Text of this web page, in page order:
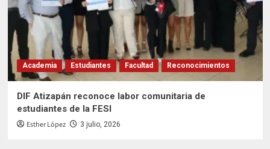
Academia Estudiantes Facultad Reconocimientos
DIF Atizapán reconoce labor comunitaria de
estudiantes de la FESI
Esther López 3 julio, 2026